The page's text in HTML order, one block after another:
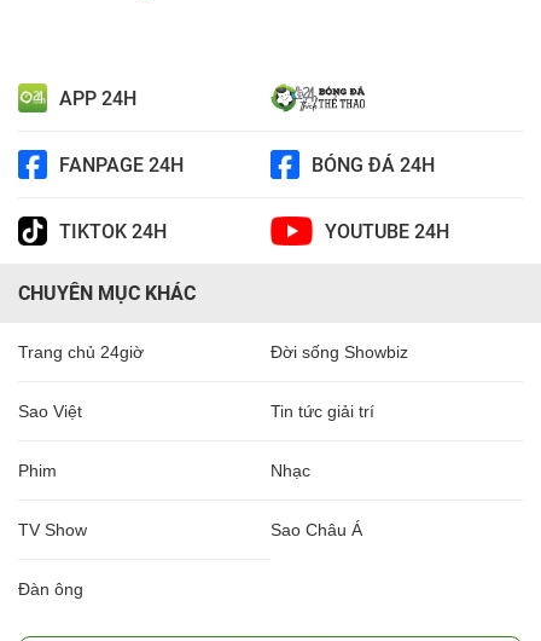
APP 24H
FANPAGE 24H BÓNG ĐÁ 24H
TIKTOK 24H YOUTUBE 24H
CHUYÊN MỤC KHÁC
Trang chủ 24giờ Đời sống Showbiz
Sao Việt Tin tức giải trí
Phim Nhạc
TV Show Sao Châu Á
Đàn ông